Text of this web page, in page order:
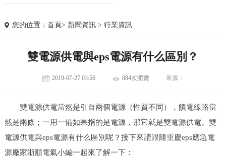
您的位置： 首頁> 新聞資訊> 行業資訊
雙電源供電與eps電源有什么區別？
2019-07-27 03:56 884次瀏覽 來源：
雙電源供電當然是引自兩個電源（性質不同），饋電線路當
然是兩條；一用一備如果指的是電源，那它就是雙電源供電。雙
電源供電與eps電源有什么區別呢？接下來請跟隨重慶eps應急電
源廠家浙順電氣小編一起來了解一下：